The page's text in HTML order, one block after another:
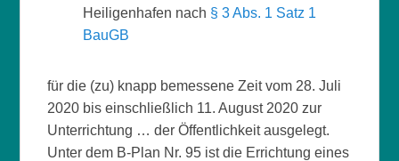
Heiligenhafen nach § 3 Abs. 1 Satz 1
BauGB
für die (zu) knapp bemessene Zeit vom 28. Juli
2020 bis einschließlich 11. August 2020 zur
Unterrichtung … der Öffentlichkeit ausgelegt.
Unter dem B-Plan Nr. 95 ist die Errichtung eines